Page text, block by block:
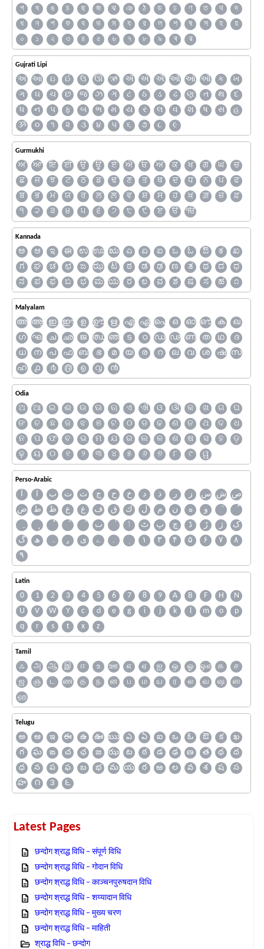
গ
ঘ ঙ চ ছ জ ঝ ঞ ঠ ড ঢ ণ ত থ
দ
ধ
ন প ফ ব ভ ম য র ল শ ষ স হ
য়
০
১ ২ ৩ ৪ ৫ ৬ ৭ ৮ ৯ ৰ ৱ
Gujrati Lipi
અ આ ઇ ઈ ઉ ઊ ઋ ઍ એ ઐ ઑ ઓ ઔ ક
ખ
ગ
ઘ ચ છ જ ઝ ઞ ટ ઠ ડ ઢ ણ ત થ
દ
ધ
ન પ ફ બ ભ મ ય ર લ વ શ ષ સ
હ
ૐ
૦ ૧ ૨ ૩ ૪ ૫ ૬ ૭ ૮ ૯
Gurmukhi
ਅ ਆ ਇ ਈ ਉ ਊ ਏ ਐ ਓ ਔ ਕ ਖ ਗ ਘ
ਚ
ਛ
ਜ ਝ ਟ ਠ ਡ ਢ ਣ ਤ ਥ ਦ ਧ ਨ ਪ
ਫ
ਬ
ਭ ਮ ਯ ਰ ਲ ਲ਼ ਵ ਸ਼ ਸ ਹ ਖ਼ ਗ਼ ਜ਼
ਫ਼
੧
੨ ੩ ੪ ੫ ੬ ੭ ੮ ੯ ੲ ੳ ੴ
Kannada
ಅ ಆ ಇ ಈ ಉ ಊ ಋ ಎ ಏ ಐ ಒ ಓ ಔ ಕ
ಖ
ಗ
ಘ ಚ ಛ ಜ ಝ ಟ ಠ ಡ ಢ ಣ ತ ಥ ದ
ಧ
ನ
ಪ ಫ ಬ ಭ ಮ ಯ ರ ಲ ವ ಶ ಷ ಸ ಹ ೧
Malyalam
അ ആ ഇ ഈ ഉ ഊ ഋ എ ഏ ഐ ഒ ഓ ഔ ക
ഖ
ഗ
ഘ ച ഛ ജ ഝ ഞ ട ഠ ഡ ഢ ണ ത ഥ
ദ
ധ
ന പ ഫ ബ ഭ മ യ ര റ ല വ ശ ഷ
സ
ഹ
൧ ൪ ൫ ൭ ൮ ൯
Odia
ଅ ଆ ଇ ଈ ଉ ଊ ଋ ଏ ଐ ଓ ଔ କ ଖ ଗ
ଘ
ଙ
ଚ ଛ ଜ ଝ ଞ ଟ ଠ ଡ ଢ ଣ ତ ଥ ଦ
ଧ
ନ
ପ ଫ ବ ଭ ମ ଯ ର ଲ ଳ ଶ ଷ ସ ହ
ଡ଼
ଢ଼
ୟ ୦ ୧ ୨ ୩ ୪ ୫ ୬ ୭ ୮ ୯ ୱ
Perso-Arabic
آ ا ب ت ث ج ح خ د ذ ر ز س ش ص
ض
ط ظ ع غ ف ق ك ل م ن ه
و
ٮ
ٲ ٹ پ چ ڈ ڑ ژ
ک
گ
ھ ہ ۄ ی ے ۔ ۱ ۳ ۴ ۵ ۶ ۷
۸
۹
Latin
0 1 2 3 4 5 6 7 8 9 A B F H
N
U
V W Y c d e g i j k l m o
p
q
r s t x z
Tamil
ஃ அ ஆ இ ஈ உ ஊ எ ஏ ஐ ஒ ஓ ஔ க
ச
ஜ
ஞ ட ண த ந ன ப ம ய ர ல வ ஷ
ஸ
ஹ
Telugu
అ ఆ ఇ ఈ ఉ ఊ ఋ ఎ ఏ ఐ ఒ ఓ ఔ క
ఖ
గ
ఘ ఙ చ ఛ జ ఝ ట ఠ డ ఢ ణ త థ
ద
ధ
న ప ఫ బ భ మ య ర ఱ ల వ శ ష
స
హ
౧ ౩ ౬
Latest Pages
छन्दोग श्राद्ध विधि – संपूर्ण विधि
छन्दोग श्राद्ध विधि – गोदान विधि
छन्दोग श्राद्ध विधि – काञ्चनपुरुषदान विधि
छन्दोग श्राद्ध विधि – शय्यादान विधि
छन्दोग श्राद्ध विधि – मुख्य चरण
छन्दोग श्राद्ध विधि – माहिती
श्राद्ध विधि – छन्दोग